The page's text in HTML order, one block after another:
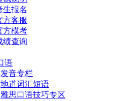
生报名
方客服
方模考
绩查询
语
发音专栏
地道词汇短语
雅思口语技巧专区